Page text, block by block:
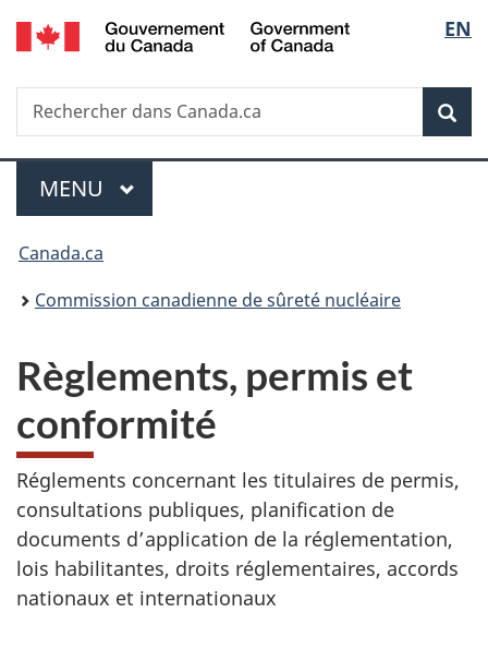
Passer
au
principal
de
la
EN
Recherche
Rechercher
dans
Menu
MENU PRINCIPAL
Vous
êtes
Canada.ca
Commission canadienne de sûreté nucléaire
Règlements, permis et
conformité
Réglements concernant les titulaires de permis,
consultations publiques, planification de
documents d’application de la réglementation,
lois habilitantes, droits réglementaires, accords
nationaux et internationaux